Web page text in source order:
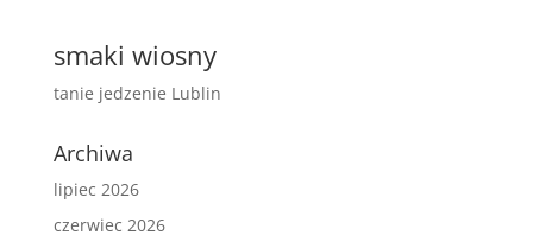
smaki wiosny
tanie jedzenie Lublin
Archiwa
lipiec 2026
czerwiec 2026